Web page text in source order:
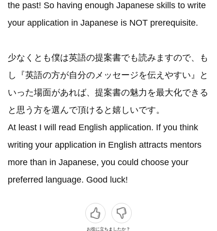
the past! So having enough Japanese skills to write
your application in Japanese is NOT prerequisite.
少なくとも僕は英語の提案書でも読みますので、も
し『英語の方が自分のメッセージを伝えやすい』と
いった場面があれば、提案書の魅力を最大化できる
と思う方を選んで頂けると嬉しいです。
At least I will read English application. If you think
writing your application in English attracts mentors
more than in Japanese, you could choose your
preferred language. Good luck!
お役に立ちましたか？